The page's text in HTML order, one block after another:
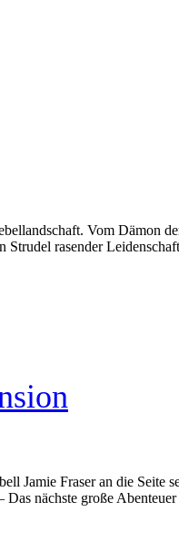
Vom Dämon
rasender
Jamie Fraser an die Seite
nächste große